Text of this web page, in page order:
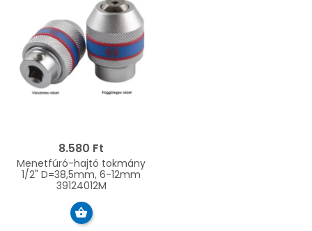
8.580 Ft
Menetfúró-hajtó tokmány
1/2" D=38,5mm, 6-12mm
39124012M